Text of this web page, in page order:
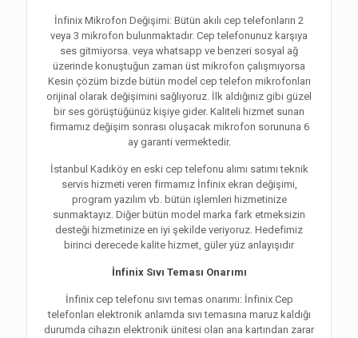
İnfinix Mikrofon Değişimi: Bütün akılı cep telefonların 2
veya 3 mikrofon bulunmaktadır. Cep telefonunuz karşıya
ses gitmiyorsa. veya whatsapp ve benzeri sosyal ağ
üzerinde konuştuğun zaman üst mikrofon çalışmıyorsa
Kesin çözüm bizde bütün model cep telefon mikrofonları
orijinal olarak değişimini sağlıyoruz. İlk aldığınız gibi güzel
bir ses görüştüğünüz kişiye gider. Kaliteli hizmet sunan
firmamız değişim sonrası oluşacak mikrofon sorununa 6
ay garanti vermektedir.
İstanbul Kadıköy en eski cep telefonu alımı satımı teknik
servis hizmeti veren firmamız İnfinix ekran değişimi,
program yazılım vb. bütün işlemleri hizmetinize
sunmaktayız. Diğer bütün model marka fark etmeksizin
desteği hizmetinize en iyi şekilde veriyoruz. Hedefimiz
birinci derecede kalite hizmet, güler yüz anlayışıdır
İnfinix Sıvı Teması Onarımı
İnfinix cep telefonu sıvı temas onarımı: İnfinix Cep
telefonları elektronik anlamda sıvı temasına maruz kaldığı
durumda cihazın elektronik ünitesi olan ana kartından zarar